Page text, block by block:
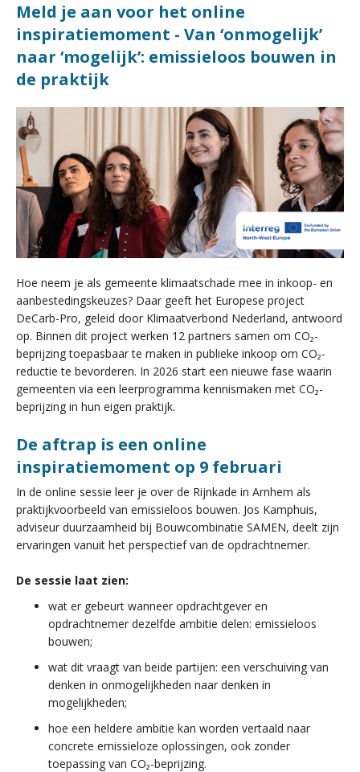
Meld je aan voor het online
inspiratiemoment - Van ‘onmogelijk’
naar ‘mogelijk’: emissieloos bouwen in
de praktijk
Hoe neem je als gemeente klimaatschade mee in inkoop- en
aanbestedingskeuzes? Daar geeft het Europese project
DeCarb-Pro, geleid door Klimaatverbond Nederland, antwoord
op. Binnen dit project werken 12 partners samen om CO₂-
beprijzing toepasbaar te maken in publieke inkoop om CO₂-
reductie te bevorderen. In 2026 start een nieuwe fase waarin
gemeenten via een leerprogramma kennismaken met CO₂-
beprijzing in hun eigen praktijk.
De aftrap is een online
inspiratiemoment op 9 februari
In de online sessie leer je over de Rijnkade in Arnhem als
praktijkvoorbeeld van emissieloos bouwen. Jos Kamphuis,
adviseur duurzaamheid bij Bouwcombinatie SAMEN, deelt zijn
ervaringen vanuit het perspectief van de opdrachtnemer.
De sessie laat zien:
wat er gebeurt wanneer opdrachtgever en
opdrachtnemer dezelfde ambitie delen: emissieloos
bouwen;
wat dit vraagt van beide partijen: een verschuiving van
denken in onmogelijkheden naar denken in
mogelijkheden;
hoe een heldere ambitie kan worden vertaald naar
concrete emissieloze oplossingen, ook zonder
toepassing van CO₂-beprijzing.